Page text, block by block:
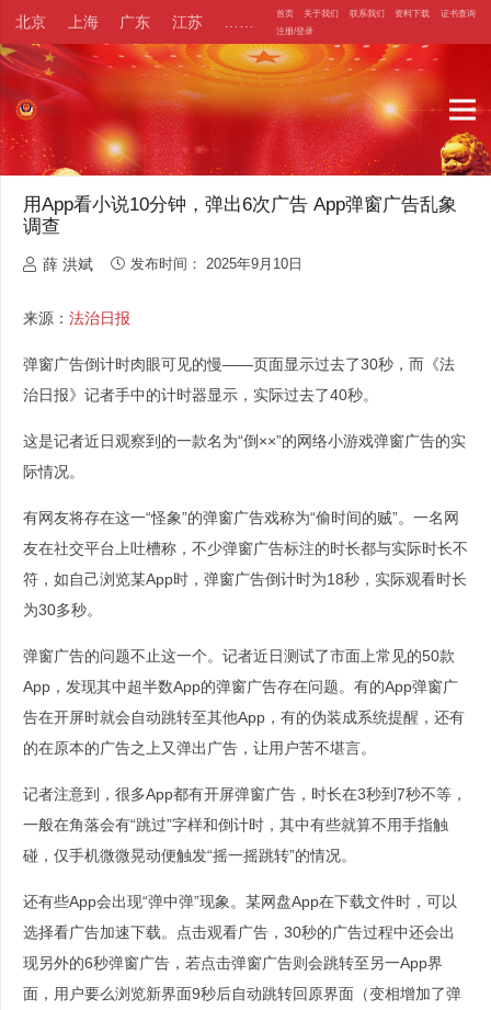
北京 上海 广东 江苏 首页 关于我们 联系我们 资料下载
证书查询
注册/登录
用App看小说10分钟，弹出6次广告 App弹窗广告乱象
调查
薛 洪斌 发布时间：2025年9月10日
来源： 法治日报
弹窗广告倒计时肉眼可见的慢——页面显示过去了30秒，而《法
治日报》记者手中的计时器显示，实际过去了40秒。
这是记者近日观察到的一款名为“倒××”的网络小游戏弹窗广告的实
际情况。
有网友将存在这一“怪象”的弹窗广告戏称为“偷时间的贼”。一名网
友在社交平台上吐槽称，不少弹窗广告标注的时长都与实际时长不
符，如自己浏览某App时，弹窗广告倒计时为18秒，实际观看时长
为30多秒。
弹窗广告的问题不止这一个。记者近日测试了市面上常见的50款
App，发现其中超半数App的弹窗广告存在问题。有的App弹窗广
告在开屏时就会自动跳转至其他App，有的伪装成系统提醒，还有
的在原本的广告之上又弹出广告，让用户苦不堪言。
记者注意到，很多App都有开屏弹窗广告，时长在3秒到7秒不等，
一般在角落会有“跳过”字样和倒计时，其中有些就算不用手指触
碰，仅手机微微晃动便触发“摇一摇跳转”的情况。
还有些App会出现“弹中弹”现象。某网盘App在下载文件时，可以
选择看广告加速下载。点击观看广告，30秒的广告过程中还会出
现另外的6秒弹窗广告，若点击弹窗广告则会跳转至另一App界
面，用户要么浏览新界面9秒后自动跳转回原界面（变相增加了弹